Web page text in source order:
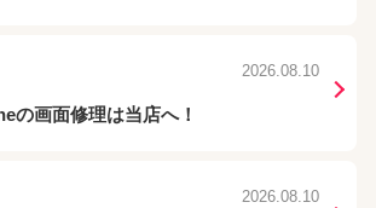
2026.08.10
画面修理は当店へ！
2026.08.10